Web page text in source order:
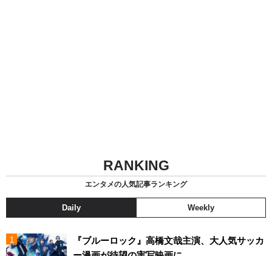
RANKING
エンタメの人気記事ランキング
Daily Weekly
『ブルーロック』高橋文哉主演、大人気サッカ